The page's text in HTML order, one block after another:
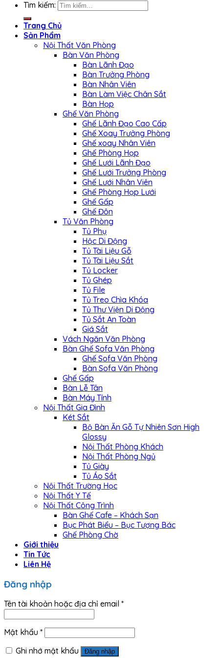
Tìm kiếm:
Trang Chủ
Sản Phẩm
Nội Thất Văn Phòng
Bàn Văn Phòng
Bàn Lãnh Đạo
Bàn Trưởng Phòng
Bàn Nhân Viên
Bàn Làm Việc Chân Sắt
Bàn Họp
Ghế Văn Phòng
Ghế Lãnh Đạo Cao Cấp
Ghế Xoay Trưởng Phòng
Ghế xoay Nhân Viên
Ghế Phòng Họp
Ghế Lưới Lãnh Đạo
Ghế Lưới Trưởng Phòng
Ghế Lưới Nhân Viên
Ghế Phòng Họp Lưới
Ghế Gấp
Ghế Đôn
Tủ Văn Phòng
Tủ Phụ
Hộc Di Động
Tủ Tài Liệu Gỗ
Tủ Tài Liệu Sắt
Tủ Locker
Tủ Ghép
Tủ File
Tủ Treo Chìa Khóa
Tủ Thư Viện Di Động
Tủ Sắt An Toàn
Giá Sắt
Vách Ngăn Văn Phòng
Bàn Ghế Sofa Văn Phòng
Ghế Sofa Văn Phòng
Bàn Sofa Văn Phòng
Ghế Gấp
Bàn Lễ Tân
Bàn Máy Tính
Nội Thất Gia Đình
Két Sắt
Bộ Bàn Ăn Gỗ Tự Nhiên Sơn High
Glossy
Nội Thất Phòng Khách
Nội Thất Phòng Ngủ
Tủ Giày
Tủ Áo Sắt
Nội Thất Trường Học
Nội Thất Y Tế
Nội Thất Công Trình
Bàn Ghế Cafe – Khách Sạn
Bục Phát Biểu – Bục Tượng Bác
Ghế Phòng Chờ
Giới thiệu
Tin Tức
Liên Hệ
Đăng nhập
Tên tài khoản hoặc địa chỉ email *
Mật khẩu *
Ghi nhớ mật khẩu
Đăng nhập